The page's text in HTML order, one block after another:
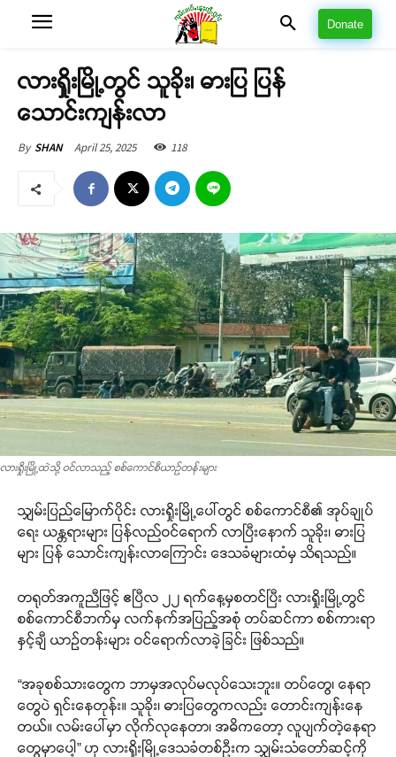
Donate
လားရှိုးမြို့တွင် သူခိုး၊ ဓားပြ ပြန်
သောင်းကျန်းလာ
By SHAN April 25, 2025 118
လားရှိုးမြို့ထဲသို့ ဝင်လာသည့် စစ်ကောင်စီယာဉ်တန်းများ
သျှမ်းပြည်မြောက်ပိုင်း လားရှိုးမြို့ပေါ်တွင် စစ်ကောင်စီ၏ အုပ်ချုပ်
ရေး ယန္တရားများ ပြန်လည်ဝင်ရောက် လာပြီးနောက် သူခိုး၊ ဓားပြ
များ ပြန် သောင်းကျန်းလာကြောင်း ဒေသခံများထံမှ သိရသည်။
တရုတ်အကူညီဖြင့် ဧပြီလ ၂၂ ရက်နေ့မှစတင်ပြီး လားရှိုးမြို့တွင်
စစ်ကောင်စီဘက်မှ လက်နက်အပြည့်အစုံ တပ်ဆင်ကာ စစ်ကားရာ
နှင့်ချီ ယာဉ်တန်းများ ဝင်ရောက်လာခဲ့ခြင်း ဖြစ်သည်။
“အခုစစ်သားတွေက ဘာမှအလုပ်မလုပ်သေးဘူး။ တပ်တွေ၊ နေရာ
တွေပဲ ရှင်းနေတုန်း။ သူခိုး၊ ဓားပြတွေကလည်း တောင်းကျန်းနေ
တယ်။ လမ်းပေါ်မှာ လိုက်လုနေတာ၊ အဓိကတော့ လူပျက်တဲ့နေရာ
တွေမှာပေါ့” ဟု လားရှိုးမြို့ဒေသခံတစ်ဦးက သျှမ်းသံတော်ဆင့်ကို